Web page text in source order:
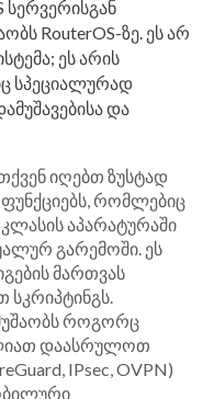
სერვერისგან
RouterOS-ზე. ეს არ
ეს არის
სპეციალურად
და
იღებთ ზუსტად
რომლებიც
აპარატურაში
გარემოში. ეს
მართვას
სკრიპტინგს.
როგორც
დაასრულოთ
IPsec, OVPN)